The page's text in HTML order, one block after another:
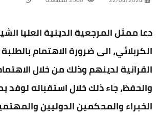
دعا ممثل المرجعية الدينية العليا
الكربلائي، الى ضرورة الاهتمام
القرآنية لدينهم وذلك من خلال
والحفظ، جاء ذلك خلال استقباله
الخبراء والمحكمين الدوليين